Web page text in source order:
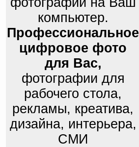
компьютер.
Профессиональное
цифровое фото
для Вас,
фотографии для
рабочего стола,
рекламы, креатива,
дизайна, интерьера,
СМИ